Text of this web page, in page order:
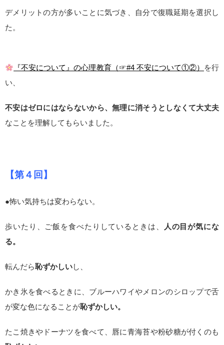
デメリットの方が多いことに気づき、自分で復職延期を選択し
た。
『不安について』の心理教育（☞#4 不安について①②）
を行
い、
不安はゼロにはならないから、無理に消そうとしなくて大丈夫
なことを理解してもらいました。
【第４回】
●怖い気持ちは変わらない。
歩いたり、ご飯を食べたりしているときは、
人の目が気にな
る。
転んだら恥ずかしいし、
かき氷を食べるときに、ブルーハワイやメロンのシロップで舌
が変な色になることが恥ずかしい。
たこ焼きやドーナツを食べて、唇に青海苔や粉砂糖が付くのも